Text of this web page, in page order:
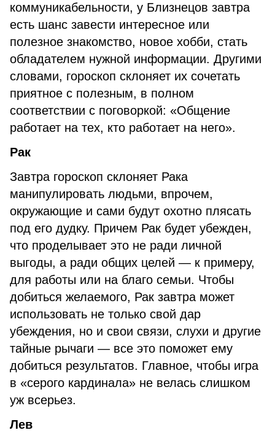
коммуникабельности, у Близнецов завтра
есть шанс завести интересное или
полезное знакомство, новое хобби, стать
обладателем нужной информации. Другими
словами, гороскоп склоняет их сочетать
приятное с полезным, в полном
соответствии с поговоркой: «Общение
работает на тех, кто работает на него».
Рак
Завтра гороскоп склоняет Рака
манипулировать людьми, впрочем,
окружающие и сами будут охотно плясать
под его дудку. Причем Рак будет убежден,
что проделывает это не ради личной
выгоды, а ради общих целей — к примеру,
для работы или на благо семьи. Чтобы
добиться желаемого, Рак завтра может
использовать не только свой дар
убеждения, но и свои связи, слухи и другие
тайные рычаги — все это поможет ему
добиться результатов. Главное, чтобы игра
в «серого кардинала» не велась слишком
уж всерьез.
Лев